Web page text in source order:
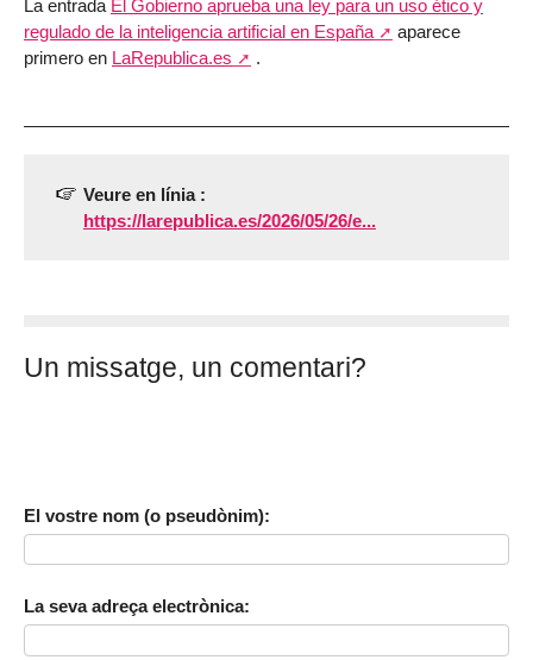
La entrada El Gobierno aprueba una ley para un uso ético y
regulado de la inteligencia artificial en España
aparece
primero en LaRepublica.es .
Veure en línia :
https://larepublica.es/2026/05/26/e...
Un missatge, un comentari?
El vostre nom (o pseudònim):
La seva adreça electrònica: